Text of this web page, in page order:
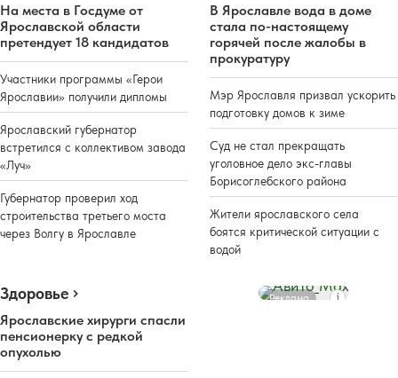
На места в Госдуме от
Ярославской области
претендует 18 кандидатов
Участники программы «Герои
Ярославии» получили дипломы
Ярославский губернатор
встретился с коллективом завода
«Луч»
Губернатор проверил ход
строительства третьего моста
через Волгу в Ярославле
В Ярославле вода в доме
стала по-настоящему
горячей после жалобы в
прокуратуру
Мэр Ярославля призвал ускорить
подготовку домов к зиме
Суд не стал прекращать
уголовное дело экс-главы
Борисоглебского района
Жители ярославского села
боятся критической ситуации с
водой
Здоровье
Ярославские хирурги спасли
пенсионерку с редкой
опухолью
Реклама